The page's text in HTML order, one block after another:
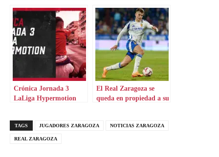
Crónica Jornada 3
LaLiga Hypermotion
El Real Zaragoza se
queda en propiedad a su
TAGS JUGADORES ZARAGOZA NOTICIAS ZARAGOZA
REAL ZARAGOZA